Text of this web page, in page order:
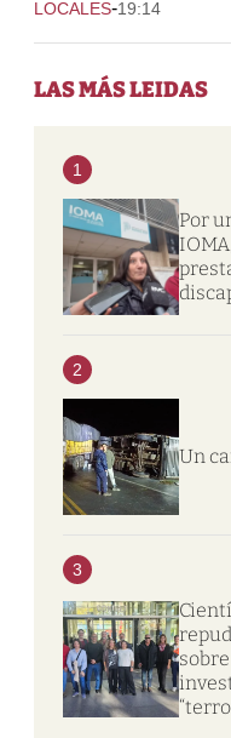
LOCALES-19:14
LAS MÁS LEIDAS
1
Por
2
Un
3